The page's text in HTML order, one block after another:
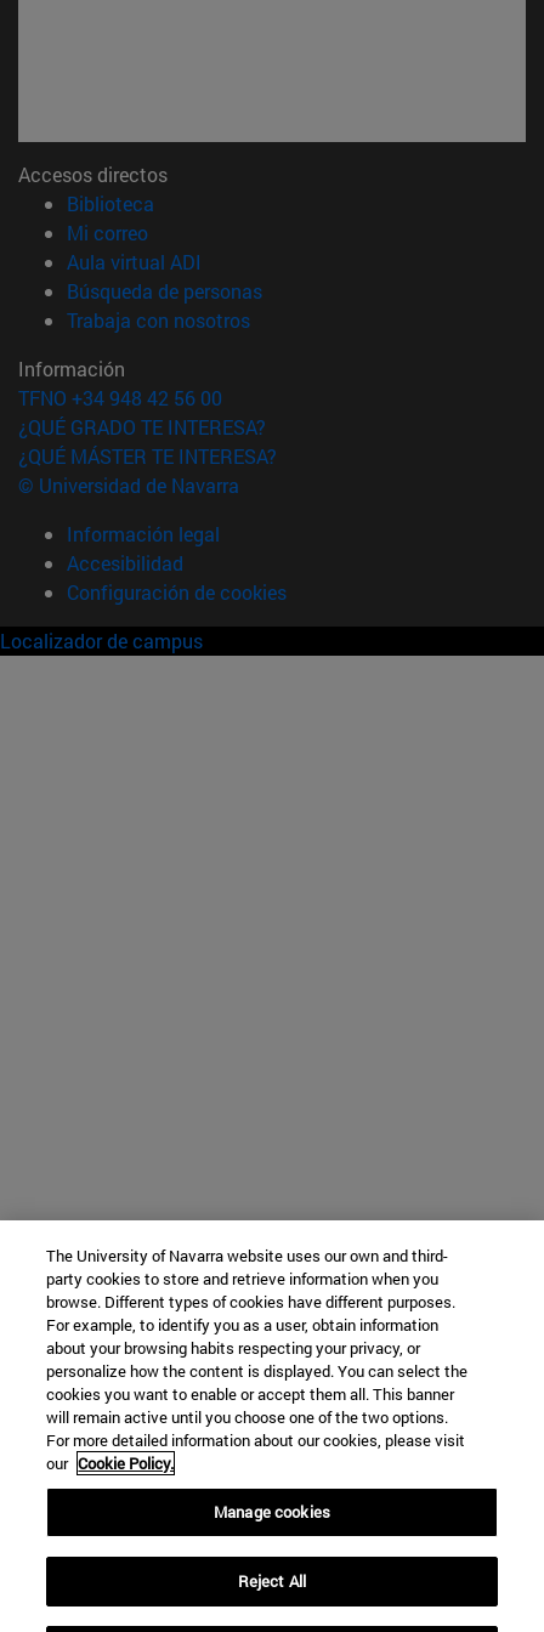
Accesos directos
Biblioteca
Mi correo(abre en nueva ventana)
Aula virtual ADI
Búsqueda de personas(abre en nueva ventana)
Trabaja con nosotros(abre en nueva ventana)
Información
TFNO +34 948 42 56 00
¿QUÉ GRADO TE INTERESA?
¿QUÉ MÁSTER TE INTERESA?
© Universidad de Navarra
Información legal
Accesibilidad
Configuración de cookies
Localizador de campus
The University of Navarra website uses our own and third-
party cookies to store and retrieve information when you
browse. Different types of cookies have different purposes.
For example, to identify you as a user, obtain information
about your browsing habits respecting your privacy, or
personalize how the content is displayed. You can select the
cookies you want to enable or accept them all. This banner
will remain active until you choose one of the two options.
For more detailed information about our cookies, please visit
our Cookie Policy.
Manage cookies
Reject All